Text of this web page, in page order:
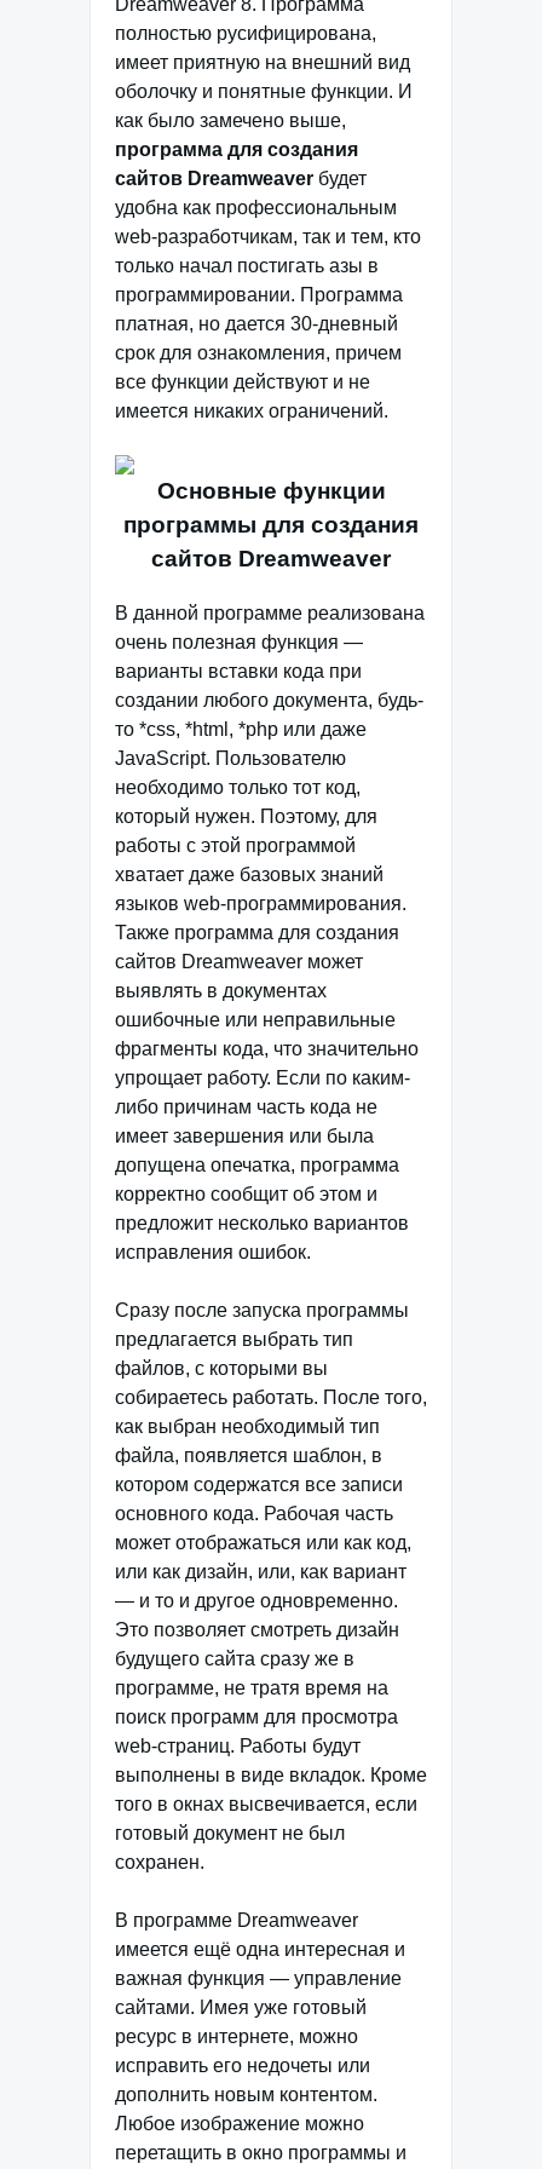
Dreamweaver 8. Программа
полностью русифицирована,
имеет приятную на внешний вид
оболочку и понятные функции. И
как было замечено выше,
программа для создания
сайтов Dreamweaver будет
удобна как профессиональным
web-разработчикам, так и тем, кто
только начал постигать азы в
программировании. Программа
платная, но дается 30-дневный
срок для ознакомления, причем
все функции действуют и не
имеется никаких ограничений.
Основные функции
программы для создания
сайтов Dreamweaver
В данной программе реализована
очень полезная функция —
варианты вставки кода при
создании любого документа, будь-
то *css, *html, *php или даже
JavaScript. Пользователю
необходимо только тот код,
который нужен. Поэтому, для
работы с этой программой
хватает даже базовых знаний
языков web-программирования.
Также программа для создания
сайтов Dreamweaver может
выявлять в документах
ошибочные или неправильные
фрагменты кода, что значительно
упрощает работу. Если по каким-
либо причинам часть кода не
имеет завершения или была
допущена опечатка, программа
корректно сообщит об этом и
предложит несколько вариантов
исправления ошибок.
Сразу после запуска программы
предлагается выбрать тип
файлов, с которыми вы
собираетесь работать. После того,
как выбран необходимый тип
файла, появляется шаблон, в
котором содержатся все записи
основного кода. Рабочая часть
может отображаться или как код,
или как дизайн, или, как вариант
— и то и другое одновременно.
Это позволяет смотреть дизайн
будущего сайта сразу же в
программе, не тратя время на
поиск программ для просмотра
web-страниц. Работы будут
выполнены в виде вкладок. Кроме
того в окнах высвечивается, если
готовый документ не был
сохранен.
В программе Dreamweaver
имеется ещё одна интересная и
важная функция — управление
сайтами. Имея уже готовый
ресурс в интернете, можно
исправить его недочеты или
дополнить новым контентом.
Любое изображение можно
перетащить в окно программы и